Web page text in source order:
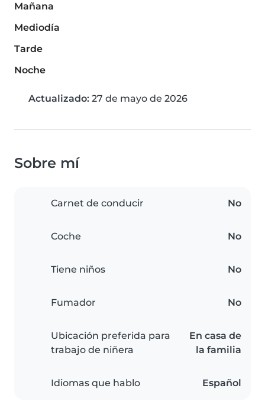
Mañana
Mediodía
Tarde
Noche
Actualizado: 27 de mayo de 2026
Sobre mí
Carnet de conducir No
Coche No
Tiene niños No
Fumador No
Ubicación preferida para
trabajo de niñera
En casa de
la familia
Idiomas que hablo Español